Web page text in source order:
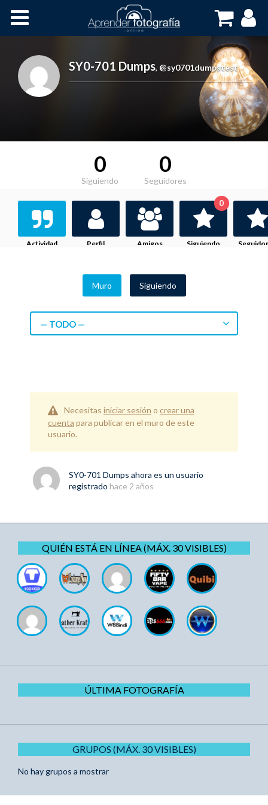
Cursos OnLine
SY0-701 Dumps, @sy0701dumpstest
0
Siguiendo
0
Seguidores
Actividad Perfil Amigos Siguiendo
0
Muro Siguiendo
— TODO —
Necesitas iniciar sesión o crear una
cuenta para publicar en el muro de este
usuario.
SY0-701 Dumps ahora es un usuario
registrado hace 2 años
QUIÉN ESTÁ EN LÍNEA (MÁX. 30 VISIBLES)
ÚLTIMA FOTOGRAFÍA
GRUPOS (MÁX. 30 VISIBLES)
No hay grupos a mostrar